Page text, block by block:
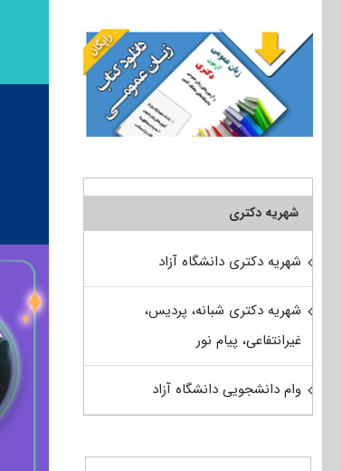
شهریه دکتری
شهریه دکتری دانشگاه آزاد
شهریه دکتری شبانه، پردیس،
غیرانتفاعی، پیام نور
وام دانشجویی دانشگاه آزاد